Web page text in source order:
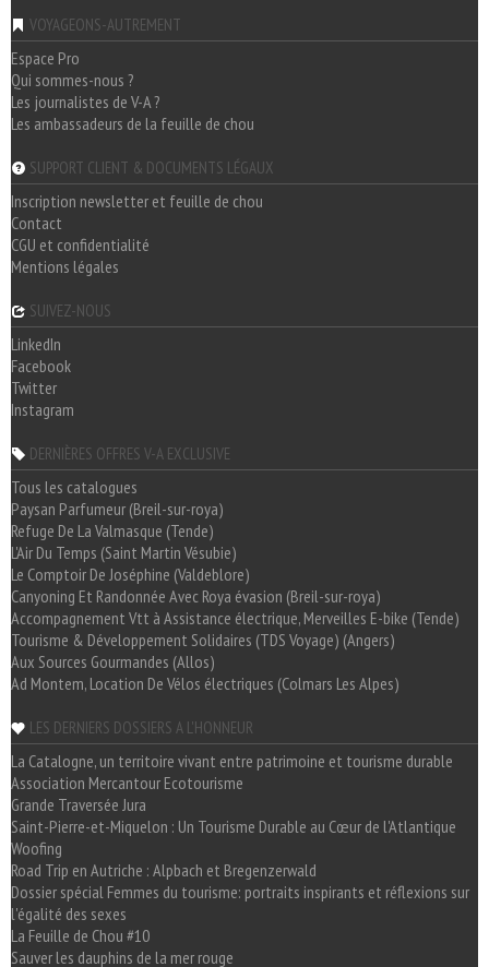
VOYAGEONS-AUTREMENT
Espace Pro
Qui sommes-nous ?
Les journalistes de V-A ?
Les ambassadeurs de la feuille de chou
SUPPORT CLIENT & DOCUMENTS LÉGAUX
Inscription newsletter et feuille de chou
Contact
CGU et confidentialité
Mentions légales
SUIVEZ-NOUS
LinkedIn
Facebook
Twitter
Instagram
DERNIÈRES OFFRES V-A EXCLUSIVE
Tous les catalogues
Paysan Parfumeur (Breil-sur-roya)
Refuge De La Valmasque (Tende)
L'Air Du Temps (Saint Martin Vésubie)
Le Comptoir De Joséphine (Valdeblore)
Canyoning Et Randonnée Avec Roya évasion (Breil-sur-roya)
Accompagnement Vtt à Assistance électrique, Merveilles E-bike (Tende)
Tourisme & Développement Solidaires (TDS Voyage) (Angers)
Aux Sources Gourmandes (Allos)
Ad Montem, Location De Vélos électriques (Colmars Les Alpes)
LES DERNIERS DOSSIERS A L'HONNEUR
La Catalogne, un territoire vivant entre patrimoine et tourisme durable
Association Mercantour Ecotourisme
Grande Traversée Jura
Saint-Pierre-et-Miquelon : Un Tourisme Durable au Cœur de l'Atlantique
Woofing
Road Trip en Autriche : Alpbach et Bregenzerwald
Dossier spécial Femmes du tourisme: portraits inspirants et réflexions sur
l'égalité des sexes
La Feuille de Chou #10
Sauver les dauphins de la mer rouge